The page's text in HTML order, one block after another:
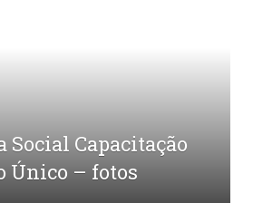
Social Capacitação
Único – fotos